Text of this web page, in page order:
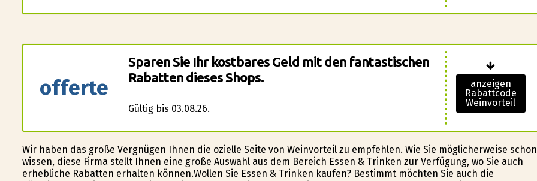
offerte
Sparen Sie Ihr kostbares Geld mit den fantastischen
Rabatten dieses Shops.
Gültig bis 03.08.26.
anzeigen
Rabattcode
Weinvorteil
Wir haben das große Vergnügen Ihnen die ofizielle Seite von Weinvorteil zu empfehlen. Wie Sie möglicherweise schon
wissen, diese Firma stellt Ihnen eine große Auswahl aus dem Bereich Essen & Trinken zur Verfügung, wo Sie auch
erhebliche Rabatten erhalten können.Wollen Sie Essen & Trinken kaufen? Bestimmt möchten Sie auch die